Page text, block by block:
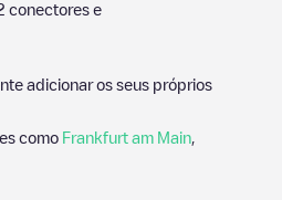
conectores e
adicionar os seus próprios
como Frankfurt am Main